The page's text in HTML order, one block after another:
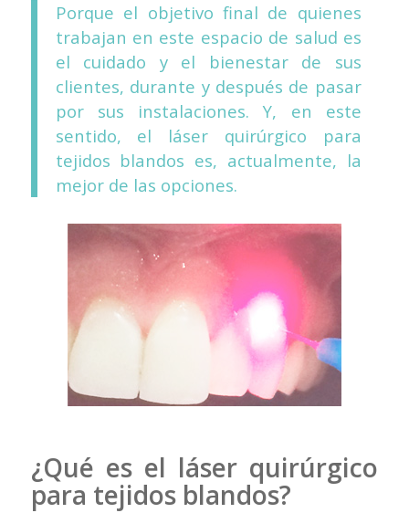
Porque el objetivo final de quienes
trabajan en este espacio de salud es
el cuidado y el bienestar de sus
clientes, durante y después de pasar
por sus instalaciones. Y, en este
sentido, el láser quirúrgico para
tejidos blandos es, actualmente, la
mejor de las opciones.
¿Qué es el láser quirúrgico
para tejidos blandos?